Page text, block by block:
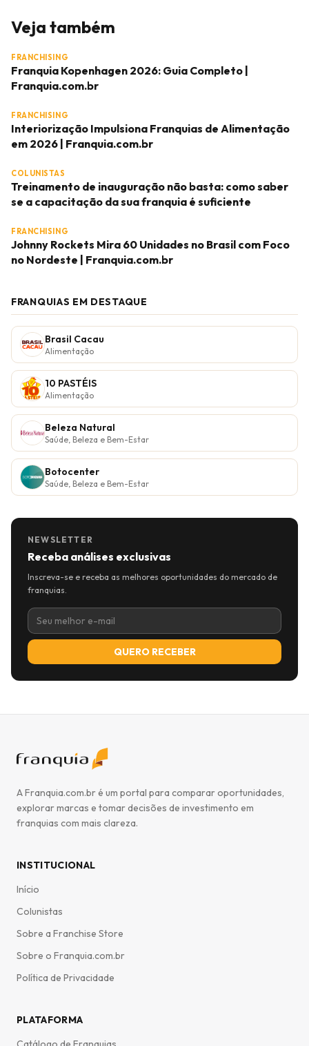
Veja também
FRANCHISING
Franquia Kopenhagen 2026: Guia Completo |
Franquia.com.br
FRANCHISING
Interiorização Impulsiona Franquias de Alimentação
em 2026 | Franquia.com.br
COLUNISTAS
Treinamento de inauguração não basta: como saber
se a capacitação da sua franquia é suficiente
FRANCHISING
Johnny Rockets Mira 60 Unidades no Brasil com Foco
no Nordeste | Franquia.com.br
FRANQUIAS EM DESTAQUE
Brasil Cacau
Alimentação
10 PASTÉIS
Alimentação
Beleza Natural
Saúde, Beleza e Bem-Estar
Botocenter
Saúde, Beleza e Bem-Estar
NEWSLETTER
Receba análises exclusivas
Inscreva-se e receba as melhores oportunidades do mercado de
franquias.
QUERO RECEBER
A Franquia.com.br é um portal para comparar oportunidades,
explorar marcas e tomar decisões de investimento em
franquias com mais clareza.
INSTITUCIONAL
Início
Colunistas
Sobre a Franchise Store
Sobre o Franquia.com.br
Política de Privacidade
PLATAFORMA